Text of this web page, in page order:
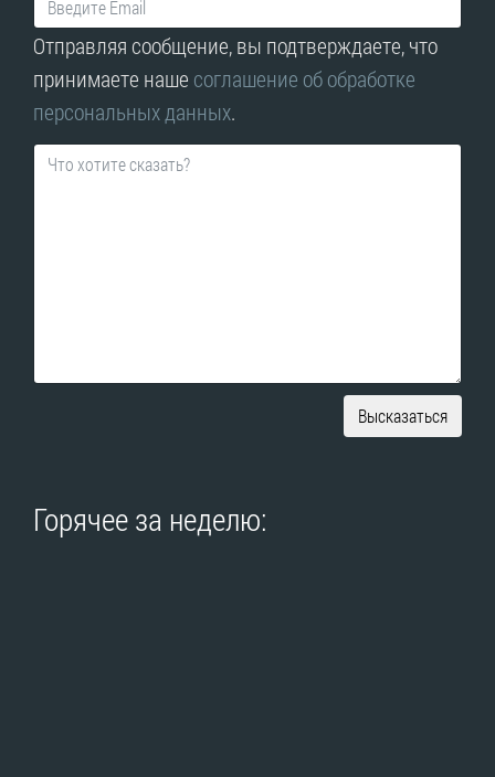
Отправляя сообщение, вы подтверждаете, что
принимаете наше соглашение об обработке
персональных данных.
Высказаться
Горячее за неделю: